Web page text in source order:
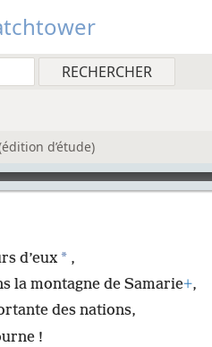
d’étude)
d’eux * ,
la montagne de Samarie+,
des nations,
!